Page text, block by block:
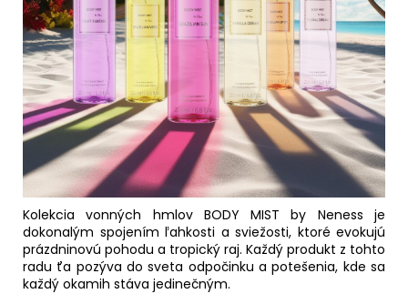
Kolekcia vonných hmlov BODY MIST by Neness je
dokonalým spojením ľahkosti a sviežosti, ktoré evokujú
prázdninovú pohodu a tropický raj. Každý produkt z tohto
radu ťa pozýva do sveta odpočinku a potešenia, kde sa
každý okamih stáva jedinečným.